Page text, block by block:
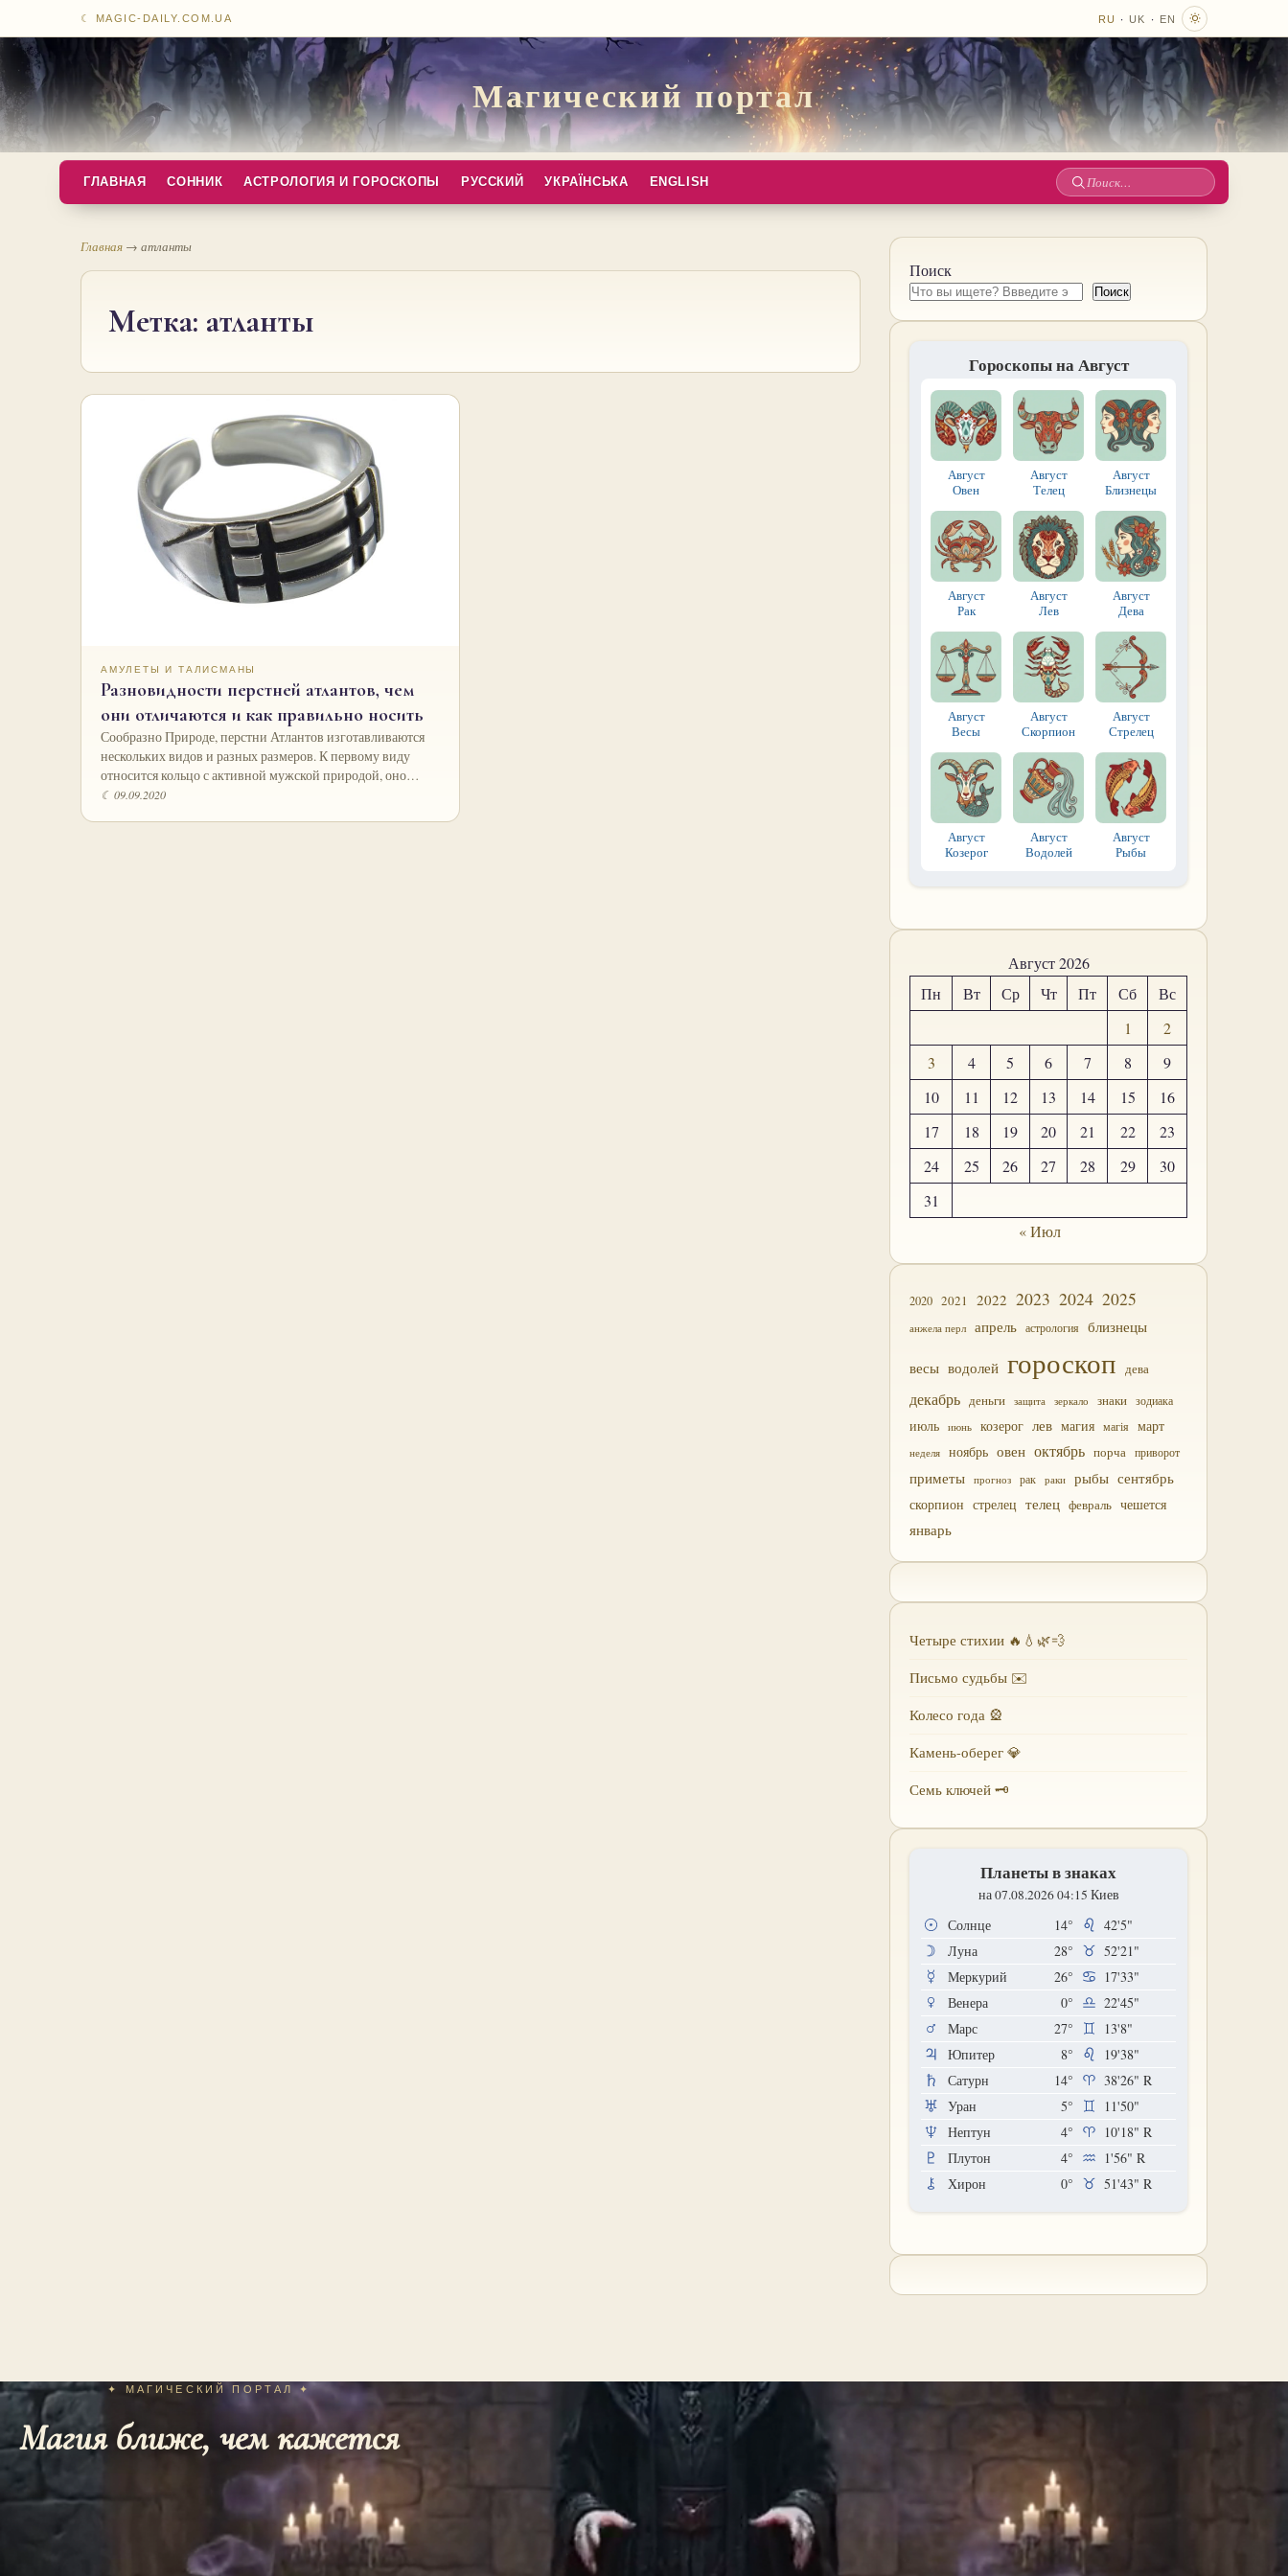
☾ MAGIC-DAILY.COM.UA RU · UK · EN
Магический портал
ГЛАВНАЯ СОННИК АСТРОЛОГИЯ И ГОРОСКОПЫ РУССКИЙ УКРАЇНСЬКА ENGLISH
Поиск
Главная → атланты
Метка: атланты
АМУЛЕТЫ И ТАЛИСМАНЫ
Разновидности перстней атлантов, чем
они отличаются и как правильно носить
Сообразно Природе, перстни Атлантов изготавливаются
нескольких видов и разных размеров. К первому виду
относится кольцо с активной мужской природой, оно…
☾ 09.09.2020
Поиск
Поиск
Гороскопы на Август
Август
Овен
Август
Телец
Август
Близнецы
Август
Рак
Август
Лев
Август
Дева
Август
Весы
Август
Скорпион
Август
Стрелец
Август
Козерог
Август
Водолей
Август
Рыбы
Август 2026
Пн
Вт Ср Чт Пт Сб
Вс
1
2
3
4 5 6 7 8
9
10
11 12 13 14 15
16
17
18 19 20 21 22
23
24
25 26 27 28 29
30
31
« Июл
2020 2021 2022 2023 2024 2025
анжела перл апрель астрология близнецы
весы водолей гороскоп дева
декабрь деньги защита зеркало знаки зодиака
июль июнь козерог лев магия магія март
неделя ноябрь овен октябрь порча приворот
приметы прогноз рак раки рыбы сентябрь
скорпион стрелец телец февраль чешется
январь
Четыре стихии 🔥💧🌿💨
Письмо судьбы ✉️
Колесо года 🎡
Камень-оберег 💎
Семь ключей 🗝
Планеты в знаках
на 07.08.2026 04:15 Киев
Солнце 14°
42'5"
Луна
28°
52'21"
Меркурий
26°
17'33"
Венера
0°
22'45"
Марс
27°
13'8"
Юпитер
8°
19'38"
Сатурн
14° 38'26" R
Уран
5°
11'50"
Нептун
4° 10'18" R
Плутон
4° 1'56" R
Хирон
0° 51'43" R
✦ МАГИЧЕСКИЙ ПОРТАЛ ✦
Магия ближе, чем кажется